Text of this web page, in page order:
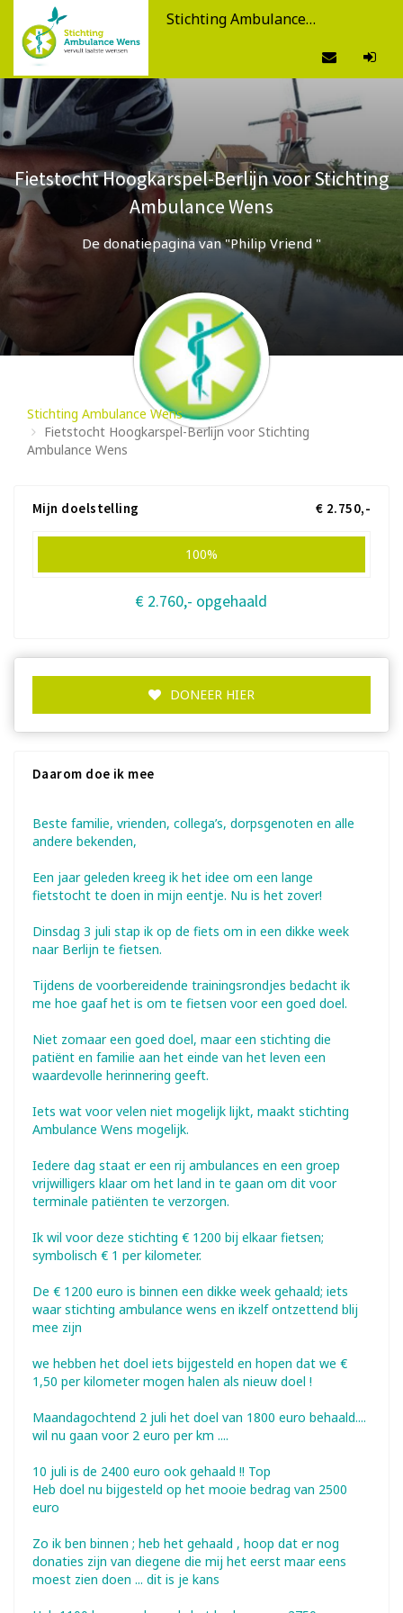
Stichting Ambulance Wens
Fietstocht Hoogkarspel-Berlijn voor Stichting
Ambulance Wens
De donatiepagina van "Philip Vriend "
Stichting Ambulance Wens
Fietstocht Hoogkarspel-Berlijn voor Stichting
Ambulance Wens
Mijn doelstelling € 2.750,-
100%
€ 2.760,- opgehaald
DONEER HIER
Daarom doe ik mee
Beste familie, vrienden, collega’s, dorpsgenoten en alle
andere bekenden,
Een jaar geleden kreeg ik het idee om een lange
fietstocht te doen in mijn eentje. Nu is het zover!
Dinsdag 3 juli stap ik op de fiets om in een dikke week
naar Berlijn te fietsen.
Tijdens de voorbereidende trainingsrondjes bedacht ik
me hoe gaaf het is om te fietsen voor een goed doel.
Niet zomaar een goed doel, maar een stichting die
patiënt en familie aan het einde van het leven een
waardevolle herinnering geeft.
Iets wat voor velen niet mogelijk lijkt, maakt stichting
Ambulance Wens mogelijk.
Iedere dag staat er een rij ambulances en een groep
vrijwilligers klaar om het land in te gaan om dit voor
terminale patiënten te verzorgen.
Ik wil voor deze stichting € 1200 bij elkaar fietsen;
symbolisch € 1 per kilometer.
De € 1200 euro is binnen een dikke week gehaald; iets
waar stichting ambulance wens en ikzelf ontzettend blij
mee zijn
we hebben het doel iets bijgesteld en hopen dat we €
1,50 per kilometer mogen halen als nieuw doel !
Maandagochtend 2 juli het doel van 1800 euro behaald....
wil nu gaan voor 2 euro per km ....
10 juli is de 2400 euro ook gehaald !! Top
Heb doel nu bijgesteld op het mooie bedrag van 2500
euro
Zo ik ben binnen ; heb het gehaald , hoop dat er nog
donaties zijn van diegene die mij het eerst maar eens
moest zien doen ... dit is je kans